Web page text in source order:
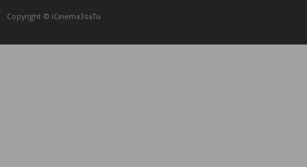
Copyright © iCᴉnеma3saTu